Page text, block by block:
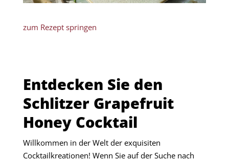
zum Rezept springen
Entdecken Sie den
Schlitzer Grapefruit
Honey Cocktail
Willkommen in der Welt der exquisiten
Cocktailkreationen! Wenn Sie auf der Suche nach